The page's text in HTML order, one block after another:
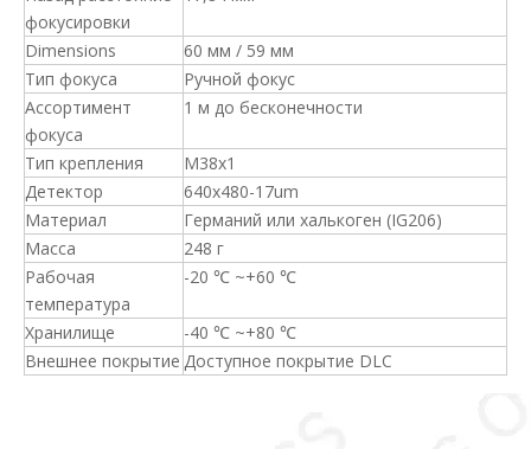
фокусировки
Dimensions
60 мм / 59 мм
Тип фокуса
Ручной фокус
Ассортимент
фокуса
1 м до бесконечности
Тип крепления
M38x1
Детектор
640x480-17um
Материал
Германий или халькоген (IG206)
Масса
248 г
Рабочая
температура
-20 ℃ ~+60 ℃
Хранилище
-40 ℃ ~+80 ℃
Внешнее покрытие Доступное покрытие DLC